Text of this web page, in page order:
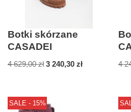
Botki skórzane
CASADEI
4 629,00zł 3 240,30 zł 4
SALE - 15%